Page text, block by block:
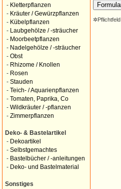
- Kletterpflanzen
- Kräuter / Gewürzpflanzen
- Kübelpflanzen
-
Laubgehölze / -sträucher
- Moorbeetpflanzen
- Nadelgehölze / -sträucher
- Obst
- Rhizome / Knollen
- Rosen
- Stauden
- Teich- / Aquarienpflanzen
- Tomaten, Paprika, Co
- Wildkräuter / -pflanzen
- Zimmerpflanzen
Deko- & Bastelartikel
- Dekoartikel
- Selbstgemachtes
- Bastelbücher / -anleitungen
- Deko- und Bastelmaterial
Sonstiges
✲Pflichtfeld